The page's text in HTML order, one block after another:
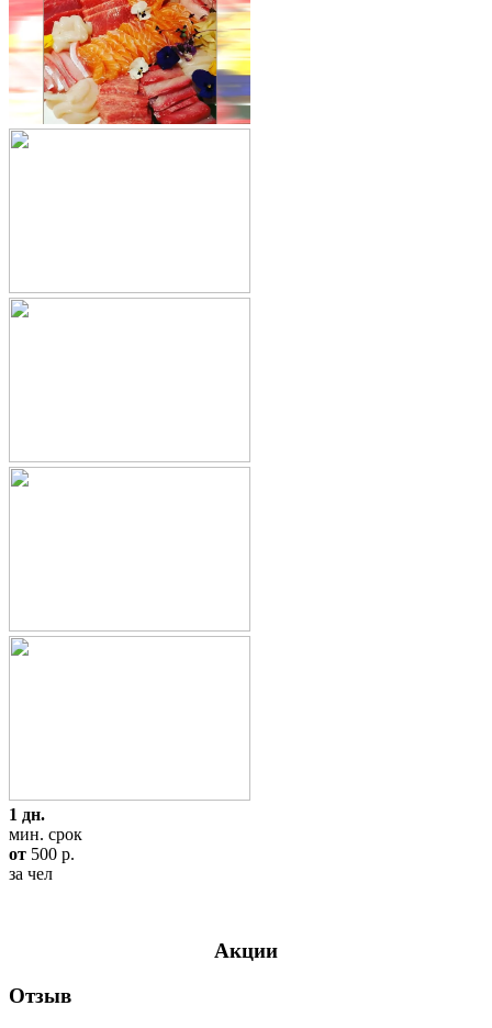
1 дн.
мин. срок
от 500 p.
за чел
Акции
Отзыв